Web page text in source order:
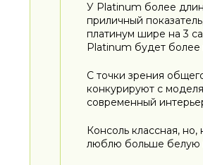
У Platinum более
приличный
платинум шире на 3
Platinum будет более
С точки зрения
конкурируют с
современный
Консоль классная,
люблю больше белую